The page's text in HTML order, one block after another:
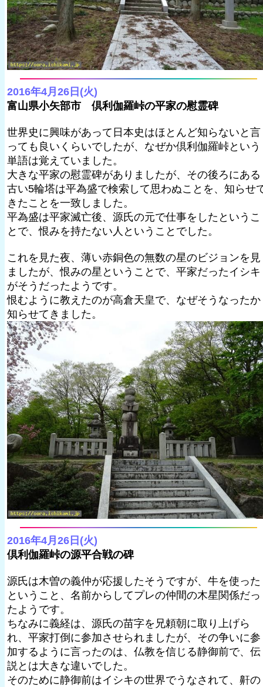
2016年4月26日(火)
富山県小矢部市 倶利伽羅峠の平家の慰霊碑
世界史に興味があって日本史はほとんど知らないと言
っても良いくらいでしたが、なぜか倶利伽羅峠という
単語は覚えていました。
大きな平家の慰霊碑がありましたが、その後ろにある
古い5輪塔は平為盛で検索して思わぬことを、知らせ
きたことを一致しました。
平為盛は平家滅亡後、源氏の元で仕事をしたというこ
とで、恨みを持たない人ということでした。
これを見た夜、薄い赤銅色の無数の星のビジョンを見
ましたが、恨みの星ということで、平家だったイシキ
がそうだったようです。
恨むように教えたのが高倉天皇で、なぜそうなったか
知らせてきました。
2016年4月26日(火)
倶利伽羅峠の源平合戦の碑
源氏は木曽の義仲が応援したそうですが、牛を使った
ということ、名前からしてプレの仲間の木星関係だっ
たようです。
ちなみに義経は、源氏の苗字を兄頼朝に取り上げら
れ、平家打倒に参加させられましたが、その争いに参
加するように言ったのは、仏教を信じる静御前で、伝
説とは大きな違いでした。
そのために静御前はイシキの世界でうなされて、鼾の